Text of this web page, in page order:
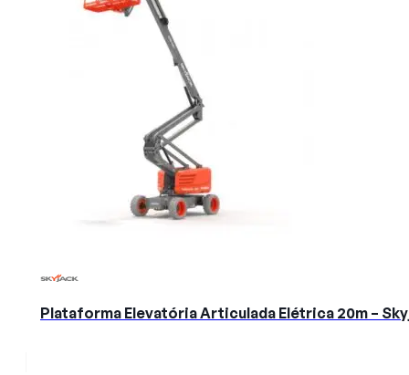
Plataforma Elevatória Articulada Elétrica 20m –